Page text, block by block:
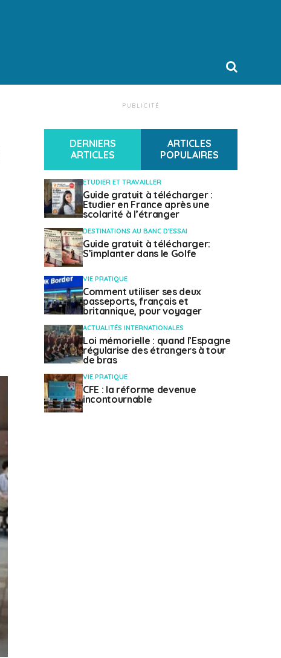
PUBLICITÉ
DERNIERS
ARTICLES
ARTICLES
POPULAIRES
ETUDIER ET TRAVAILLER
Guide gratuit à télécharger :
Etudier en France après une
scolarité à l’étranger
DESTINATIONS AU BANC D'ESSAI
Guide gratuit à télécharger:
S’implanter dans le Golfe
VIE PRATIQUE
Comment utiliser ses deux
passeports, français et
britannique, pour voyager
ACTUALITÉS INTERNATIONALES
Loi mémorielle : quand l’Espagne
régularise des étrangers à tour
de bras
VIE PRATIQUE
CFE : la réforme devenue
incontournable